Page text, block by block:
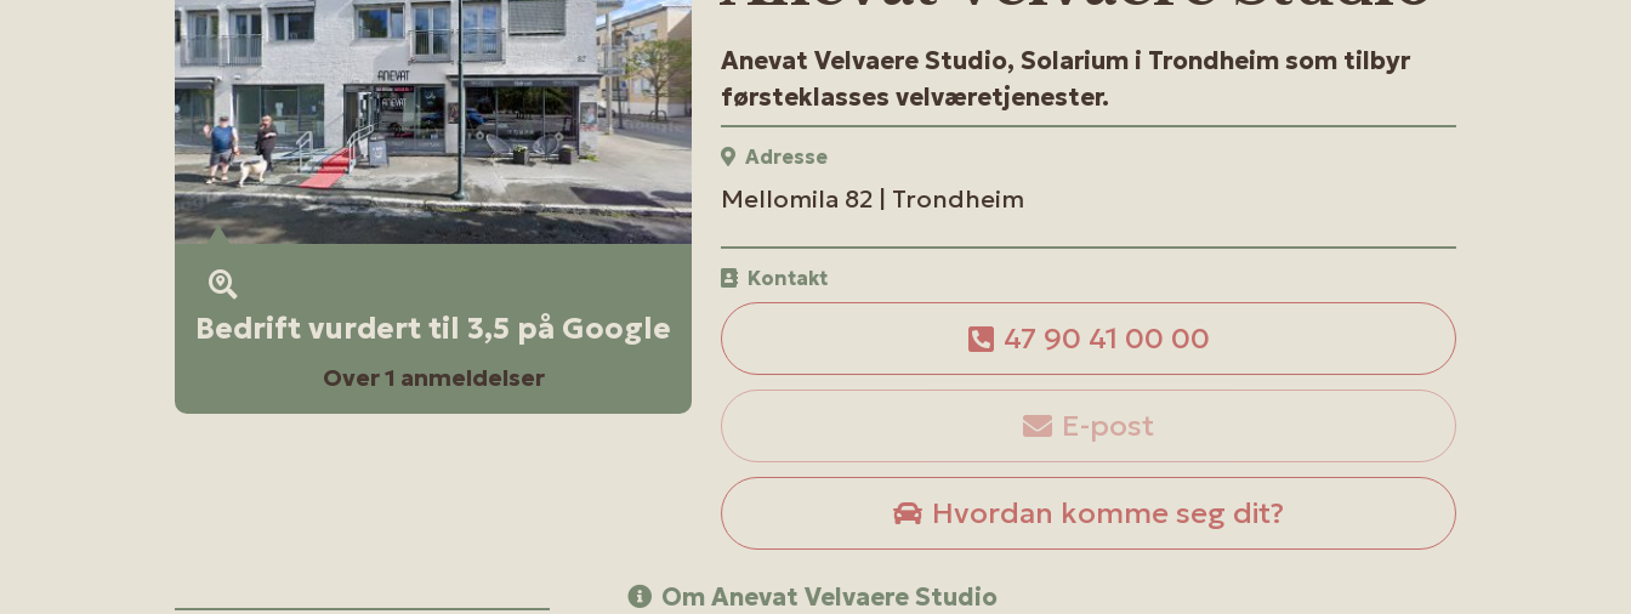
Bedrift vurdert til 3,5 på Google
Over 1 anmeldelser
Anevat Velvaere Studio, Solarium i Trondheim som tilbyr
førsteklasses velværetjenester.
Adresse
Mellomila 82 | Trondheim
Kontakt
47 90 41 00 00
E-post
Hvordan komme seg dit?
Om Anevat Velvaere Studio